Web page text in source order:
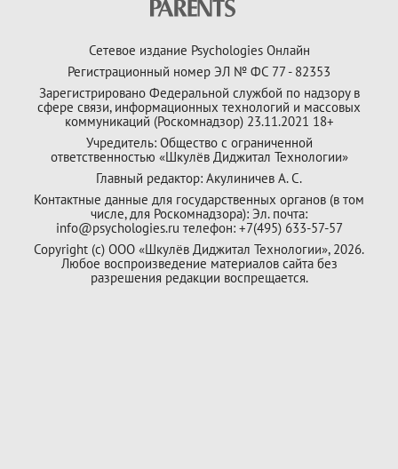
Сетевое издание Psychologies Онлайн
Регистрационный номер ЭЛ № ФС 77 - 82353
Зарегистрировано Федеральной службой по надзору в
сфере связи, информационных технологий и массовых
коммуникаций (Роскомнадзор) 23.11.2021 18+
Учредитель: Общество с ограниченной
ответственностью «Шкулёв Диджитал Технологии»
Главный редактор: Акулиничев А. С.
Контактные данные для государственных органов (в том
числе, для Роскомнадзора): Эл. почта:
info@psychologies.ru телефон: +7(495) 633-57-57
Copyright (с) ООО «Шкулёв Диджитал Технологии», 2026.
Любое воспроизведение материалов сайта без
разрешения редакции воспрещается.